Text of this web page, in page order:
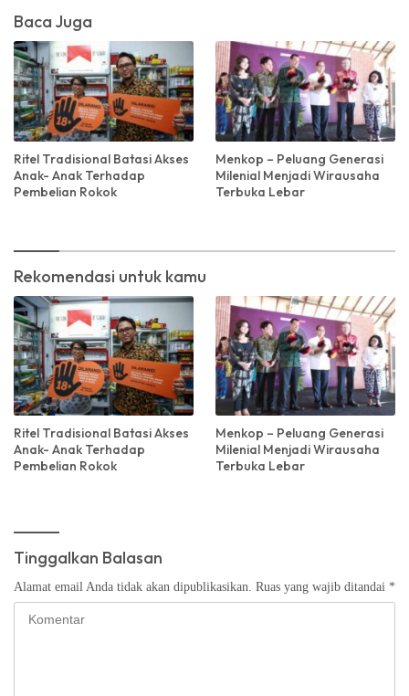
Baca Juga
Ritel Tradisional Batasi Akses
Anak- Anak Terhadap
Pembelian Rokok
Menkop – Peluang Generasi
Milenial Menjadi Wirausaha
Terbuka Lebar
Rekomendasi untuk kamu
Ritel Tradisional Batasi Akses
Anak- Anak Terhadap
Pembelian Rokok
Menkop – Peluang Generasi
Milenial Menjadi Wirausaha
Terbuka Lebar
Tinggalkan Balasan
Alamat email Anda tidak akan dipublikasikan. Ruas yang wajib ditandai *